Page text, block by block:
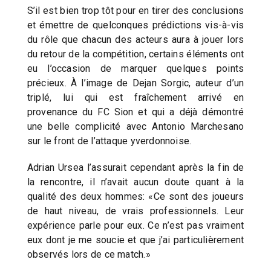
S’il est bien trop tôt pour en tirer des conclusions
et émettre de quelconques prédictions vis-à-vis
du rôle que chacun des acteurs aura à jouer lors
du retour de la compétition, certains éléments ont
eu l’occasion de marquer quelques points
précieux. À l’image de Dejan Sorgic, auteur d’un
triplé, lui qui est fraîchement arrivé en
provenance du FC Sion et qui a déjà démontré
une belle complicité avec Antonio Marchesano
sur le front de l’attaque yverdonnoise.
Adrian Ursea l’assurait cependant après la fin de
la rencontre, il n’avait aucun doute quant à la
qualité des deux hommes: «Ce sont des joueurs
de haut niveau, de vrais professionnels. Leur
expérience parle pour eux. Ce n’est pas vraiment
eux dont je me soucie et que j’ai particulièrement
observés lors de ce match.»